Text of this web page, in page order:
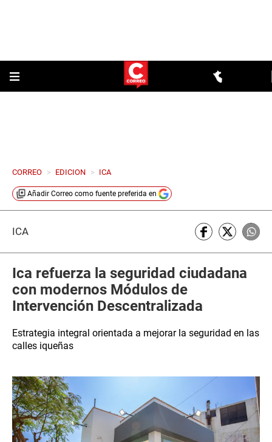
CORREO > EDICION > ICA
Añadir Correo como fuente preferida en
ICA
Ica refuerza la seguridad ciudadana
con modernos Módulos de
Intervención Descentralizada
Estrategia integral orientada a mejorar la seguridad en las
calles iqueñas